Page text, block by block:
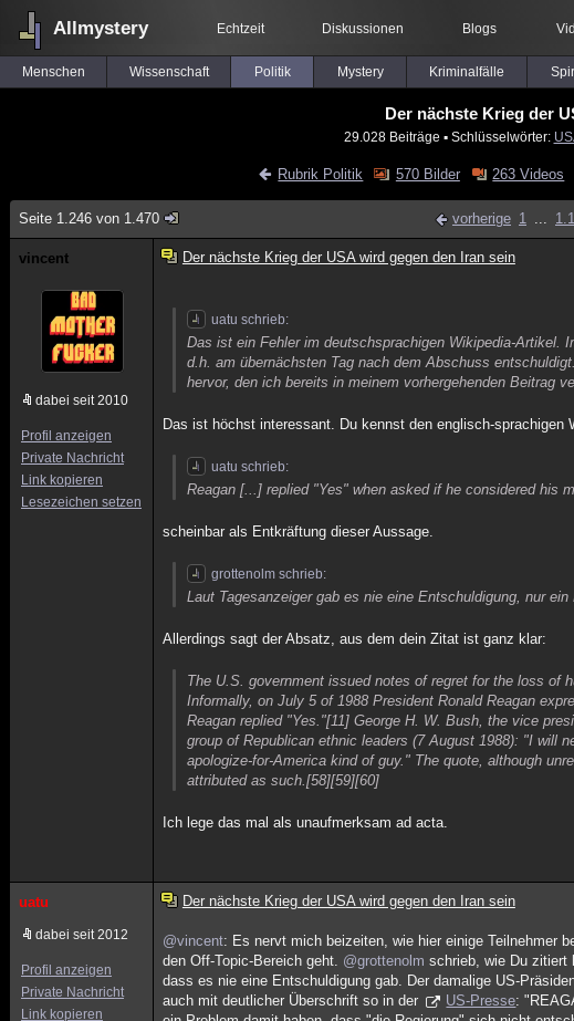
Allmystery Echtzeit Diskussionen Blogs
Menschen Wissenschaft Politik Mystery Kriminalfälle
Der nächste Krieg der
29.028 Beiträge ▪ Schlüsselwörter:
Rubrik Politik 570 Bilder 263 Videos
Seite 1.246 von 1.470 vorherige 1 ...
vincent
dabei seit 2010
Profil anzeigen
Private Nachricht
Link kopieren
Lesezeichen setzen
Der nächste Krieg der USA wird gegen den Iran sein
uatu schrieb:
Das ist ein Fehler im deutschsprachigen Wikipedia-Artikel.
d.h. am übernächsten Tag nach dem Abschuss
hervor, den ich bereits in meinem vorhergehenden Beitrag
Das ist höchst interessant. Du kennst den englisch-
uatu schrieb:
Reagan [...] replied "Yes" when asked if he considered his
scheinbar als Entkräftung dieser Aussage.
grottenolm schrieb:
Laut Tagesanzeiger gab es nie eine Entschuldigung, nur ein
Allerdings sagt der Absatz, aus dem dein Zitat ist ganz klar:
The U.S. government issued notes of regret for the loss of
Informally, on July 5 of 1988 President Ronald Reagan
Reagan replied "Yes."[11] George H. W. Bush, the vice
group of Republican ethnic leaders (7 August 1988): "I will
apologize-for-America kind of guy." The quote, although
attributed as such.[58][59][60]
Ich lege das mal als unaufmerksam ad acta.
uatu
dabei seit 2012
Profil anzeigen
Private Nachricht
Link kopieren
Der nächste Krieg der USA wird gegen den Iran sein
@vincent: Es nervt mich beizeiten, wie hier einige Teilnehmer
den Off-Topic-Bereich geht. @grottenolm schrieb, wie Du zitiert
dass es nie eine Entschuldigung gab. Der damalige US-
auch mit deutlicher Überschrift so in der
US-Presse: